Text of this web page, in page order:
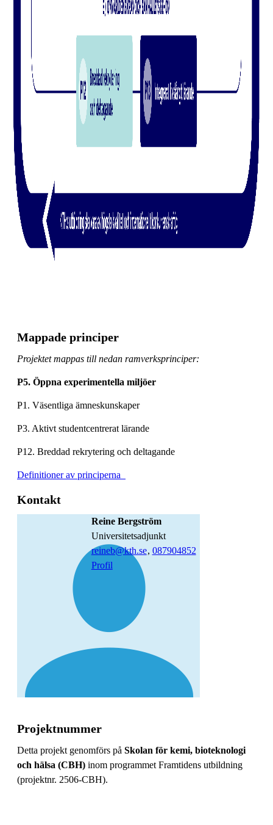
Mappade principer
Projektet mappas till nedan ramverksprinciper:
P5. Öppna experimentella miljöer
P1. Väsentliga ämneskunskaper
P3. Aktivt studentcentrerat lärande
P12. Breddad rekrytering och deltagande
Definitioner av principerna
Kontakt
Reine Bergström
universitetsadjunkt
reineb@kth.se, 087904852
Profil
Projektnummer
Detta projekt genomförs på Skolan för kemi, bioteknologi
och hälsa (CBH) inom programmet Framtidens utbildning
(projektnr. 2506-CBH).